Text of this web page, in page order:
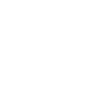
beantragen
Mähdrescher)